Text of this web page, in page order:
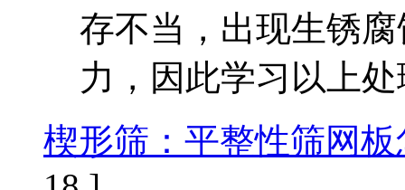
存不当，出现生锈
力，因此学习以上
楔形筛：平整性筛网